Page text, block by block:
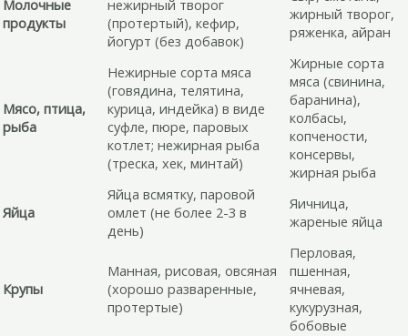
Молочные
продукты
нежирный творог
(протертый), кефир,
йогурт (без добавок)
жирный творог,
ряженка, айран
Мясо, птица,
рыба
Нежирные сорта мяса
(говядина, телятина,
курица, индейка) в виде
суфле, пюре, паровых
котлет; нежирная рыба
(треска, хек, минтай)
Жирные сорта
мяса (свинина,
баранина),
колбасы,
копчености,
консервы,
жирная рыба
Яйца
Яйца всмятку, паровой
омлет (не более 2-3 в
день)
Яичница,
жареные яйца
Крупы
Манная, рисовая, овсяная
(хорошо разваренные,
протертые)
Перловая,
пшенная,
ячневая,
кукурузная,
бобовые